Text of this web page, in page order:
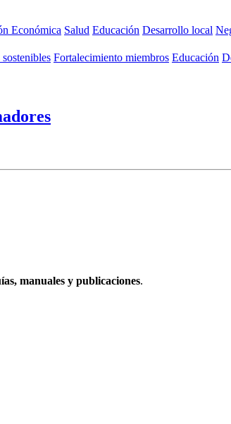
Económica Salud Educación Desarrollo local
Fortalecimiento miembros Educación
manuales y publicaciones.